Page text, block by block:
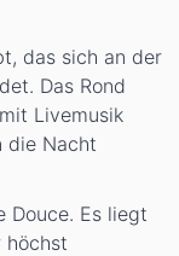
das sich an der
Das Rond
Livemusik
die Nacht
Douce. Es liegt
höchst